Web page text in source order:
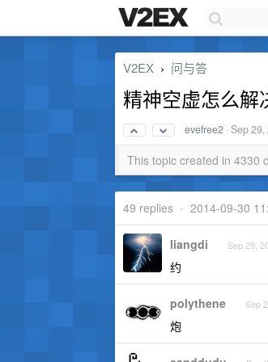
V2EX › 问与答
精神空虚怎么解
evefree2 ·Sep 29,
This topic created in 4330
49 replies • 2014-09-30
liangdi Sep 29,
约
polythene Sep
炮